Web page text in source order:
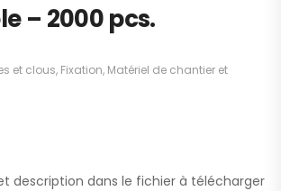
– 2000 pcs.
et clous, Fixation, Matériel de chantier et
description dans le fichier à télécharger